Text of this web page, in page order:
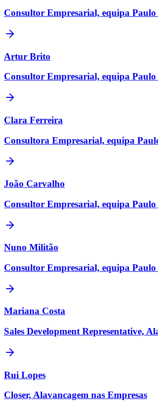
Consultor Empresarial, equipa Paulo
Artur Brito
Consultor Empresarial, equipa Paulo
Clara Ferreira
Consultora Empresarial, equipa
João Carvalho
Consultor Empresarial, equipa Paulo
Nuno Militão
Consultor Empresarial, equipa Paulo
Mariana Costa
Sales Development Representative,
Rui Lopes
Closer, Alavancagem nas Empresas